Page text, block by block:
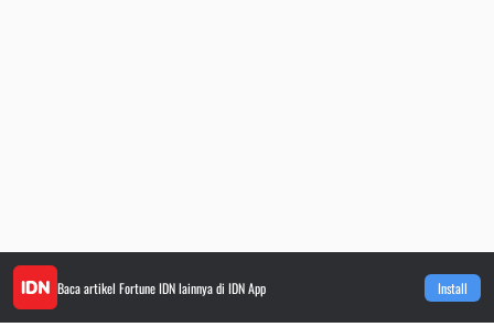
Baca artikel Fortune IDNlainnya di IDN App Install